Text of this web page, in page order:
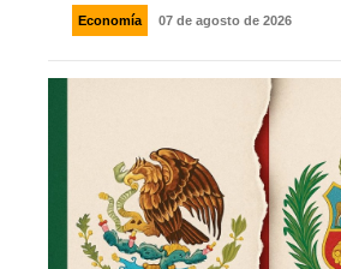
Economía 07 de agosto de 2026